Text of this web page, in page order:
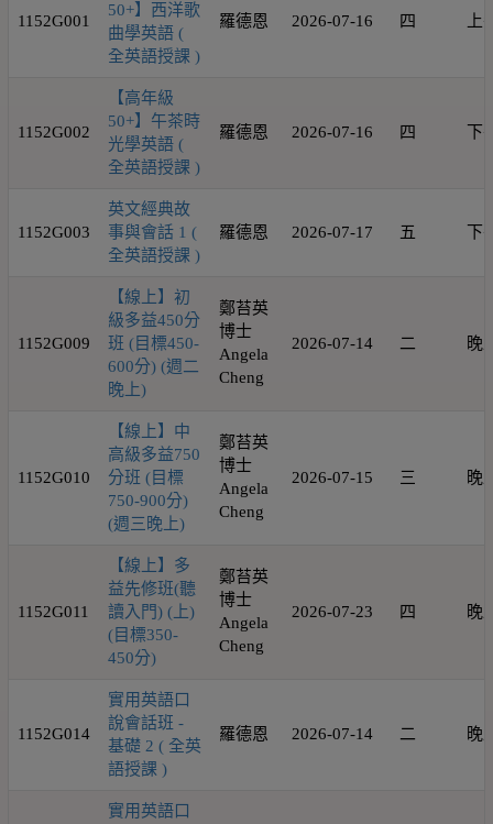
1152G001
50+】西洋歌
曲學英語 (
全英語授課 )
羅德恩 2026-07-16 四 上
1152G002
【高年級
50+】午茶時
光學英語 (
全英語授課 )
羅德恩 2026-07-16 四 下
1152G003
英文經典故
事與會話 1 (
全英語授課 )
羅德恩 2026-07-17 五 下
1152G009
【線上】初
級多益450分
班 (目標450-
600分) (週二
晚上)
鄭苔英
博士
Angela
Cheng
2026-07-14 二 晚
1152G010
【線上】中
高級多益750
分班 (目標
750-900分)
(週三晚上)
鄭苔英
博士
Angela
Cheng
2026-07-15 三 晚
1152G011
【線上】多
益先修班(聽
讀入門) (上)
(目標350-
450分)
鄭苔英
博士
Angela
Cheng
2026-07-23 四 晚
1152G014
實用英語口
說會話班 -
基礎 2 ( 全英
語授課 )
羅德恩 2026-07-14 二 晚
實用英語口